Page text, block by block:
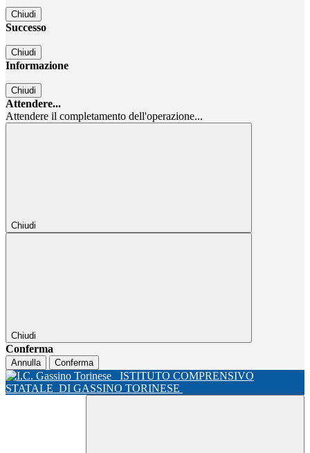
Chiudi
Successo
Chiudi
Informazione
Chiudi
Attendere...
Attendere il completamento dell'operazione...
Chiudi
Chiudi
Conferma
Annulla Conferma
ISTITUTO COMPRENSIVO
STATALE DI GASSINO TORINESE